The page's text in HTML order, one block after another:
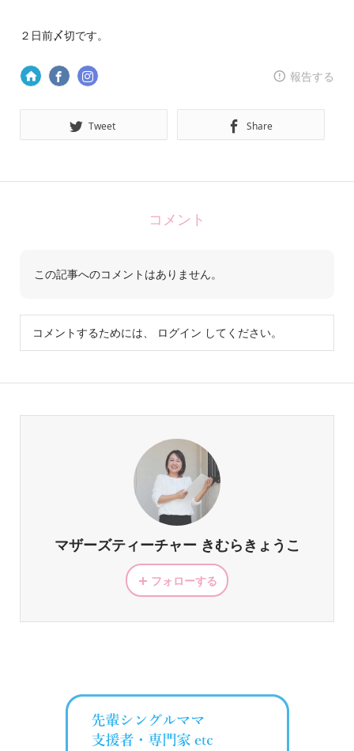
２日前〆切です。
報告する
Tweet Share
コメント
この記事へのコメントはありません。
コメントするためには、 ログイン してください。
マザーズティーチャー きむらきょうこ
フォローする